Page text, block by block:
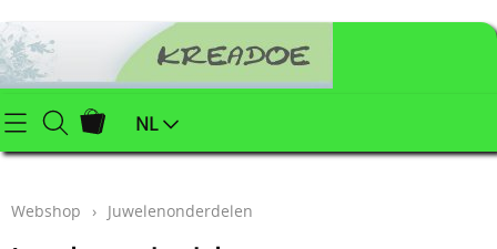
Startpagina
Klei (keramiek) benodigdheden
NL
Webshop › Juwelenonderdelen